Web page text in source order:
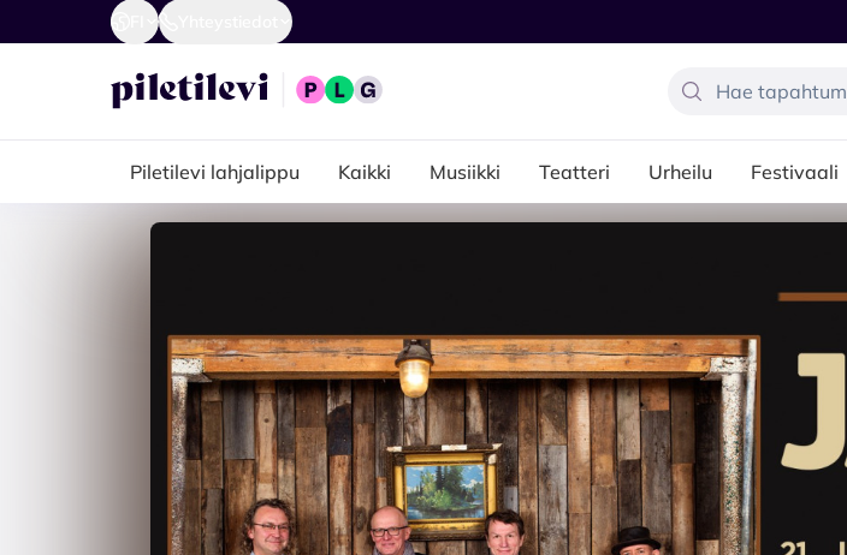
Piletilevi lahjalippu Kaikki Musiikki Teatteri Urheilu Festivaali